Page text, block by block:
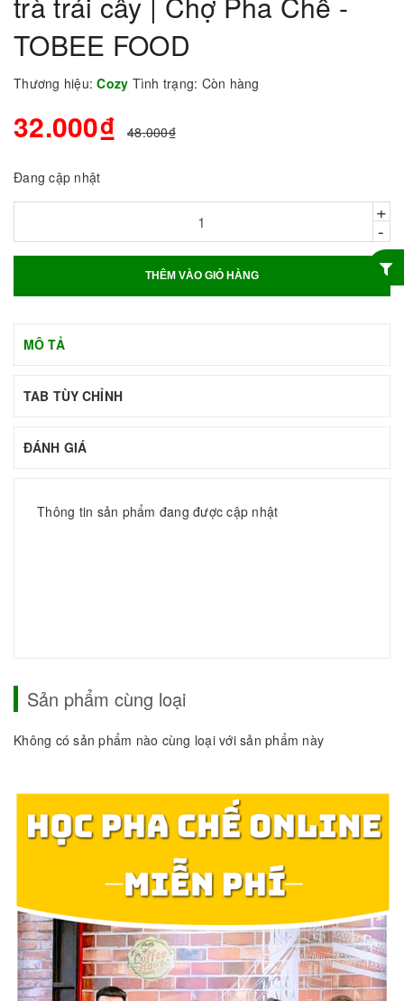
TOBEE FOOD
Thương hiệu: Cozy Tình trạng: Còn hàng
32.000₫ 48.000₫
Đang cập nhật
+
-
THÊM VÀO GIỎ HÀNG
MÔ TẢ
TAB TÙY CHỈNH
ĐÁNH GIÁ
Thông tin sản phẩm đang được cập nhật
Sản phẩm cùng loại
Không có sản phẩm nào cùng loại với sản phẩm này